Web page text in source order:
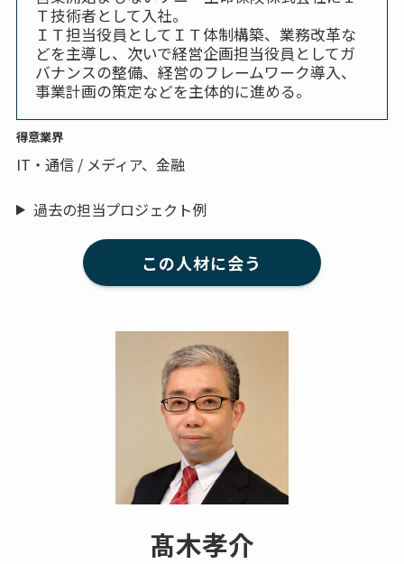
Ｔ技術者として入社。
ＩＴ担当役員としてＩＴ体制構築、業務改革な
どを主導し、次いで経営企画担当役員としてガ
バナンスの整備、経営のフレームワーク導入、
事業計画の策定などを主体的に進める。
得意業界
IT・通信 / メディア、金融
過去の担当プロジェクト例
この人材に会う
髙木孝介